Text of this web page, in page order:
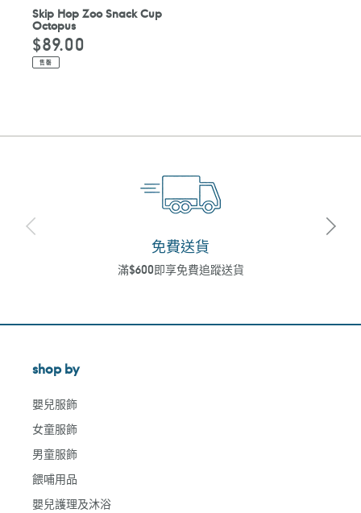
Skip Hop Zoo Snack Cup
Octopus
定
價
$89.00
售罄
免費送貨
滿$600即享免費追蹤送貨
shop by
嬰兒服飾
女童服飾
男童服飾
餵哺用品
嬰兒護理及沐浴